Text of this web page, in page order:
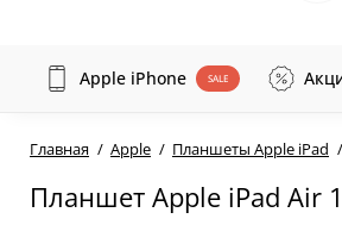
Apple iPhone SALE
Главная Apple Планшеты Apple iPad
Планшет Apple iPad Air